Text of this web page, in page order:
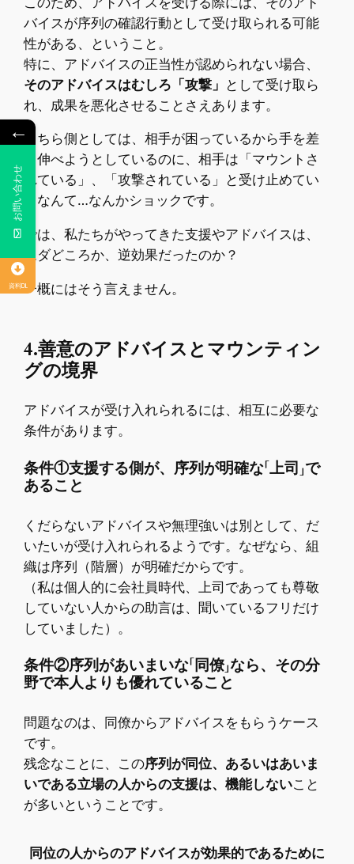
バイスが序列の確認行動として受け取られる可能
性がある、ということ。
特に、アドバイスの正当性が認められない場合、
そのアドバイスはむしろ「攻撃」 として受け取ら
れ、成果を悪化させることさえあります。
こちら側としては、相手が困っているから手を差
し伸べようとしているのに、相手は「マウントさ
れている」、「攻撃されている」と受け止めてい
るなんて…なんかショックです。
では、私たちがやってきた支援やアドバイスは、
ムダどころか、逆効果だったのか？
一概にはそう言えません。
4.善意のアドバイスとマウンティン
グの境界
アドバイスが受け入れられるには、相互に必要な
条件があります。
条件①支援する側が、序列が明確な「上司」で
あること
くだらないアドバイスや無理強いは別として、だ
いたいが受け入れられるようです。なぜなら、組
織は序列（階層）が明確だからです。
（私は個人的に会社員時代、上司であっても尊敬
していない人からの助言は、聞いているフリだけ
していました）。
条件②序列があいまいな「同僚」なら、その分
野で本人よりも優れていること
問題なのは、同僚からアドバイスをもらうケース
です。
残念なことに、この序列が同位、あるいはあいま
いである立場の人からの支援は、機能しないこと
が多いということです。
同位の人からのアドバイスが効果的であるために
←
⠀お問い合わせ
資料DL